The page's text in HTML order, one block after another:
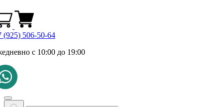
(925) 506-50-64
с 10:00 до 19:00